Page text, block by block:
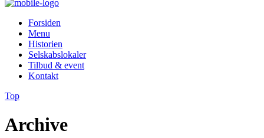
Forsiden
Menu
Historien
Selskabslokaler
Tilbud & event
Kontakt
Top
Archive